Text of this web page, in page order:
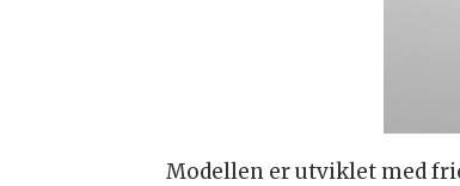
Modellen er utviklet med